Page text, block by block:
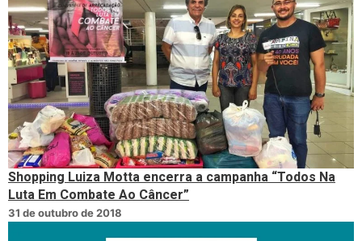
Shopping Luiza Motta encerra a campanha “Todos Na
Luta Em Combate Ao Câncer”
31 de outubro de 2018